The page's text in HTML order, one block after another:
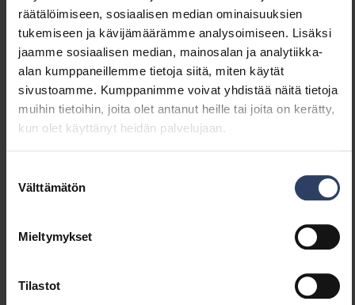
räätälöimiseen, sosiaalisen median ominaisuuksien
tukemiseen ja kävijämäärämme analysoimiseen. Lisäksi
jaamme sosiaalisen median, mainosalan ja analytiikka-
alan kumppaneillemme tietoja siitä, miten käytät
sivustoamme. Kumppanimme voivat yhdistää näitä tietoja
muihin tietoihin, joita olet antanut heille tai joita on kerätty,
kun olet käyttänyt heidän palvelujaan.
valinta
Välttämätön
Mieltymykset
Tilastot
(W)
Valaisimen tehokkuus
(lm/W)
83 lm/W
Tehokerroin
0.9
Kokonaisharmoninen särö
(THD) (%)
20 %
Kokonaisharmoninen särö
20 THD
Himmennys ja ohjaus
Himmennettävä
Himmennys DALI